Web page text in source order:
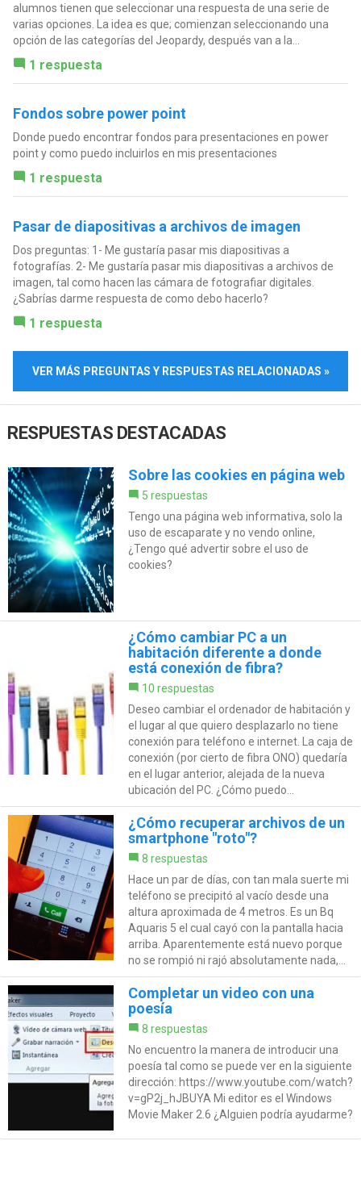
alumnos tienen que seleccionar una respuesta de una serie de
varias opciones. La idea es que; comienzan seleccionando una
opción de las categorías del Jeopardy, después van a la...
1 respuesta
Fondos sobre power point
Donde puedo encontrar fondos para presentaciones en power
point y como puedo incluirlos en mis presentaciones
1 respuesta
Pasar de diapositivas a archivos de imagen
Dos preguntas: 1- Me gustaría pasar mis diapositivas a
fotografías. 2- Me gustaría pasar mis diapositivas a archivos de
imagen, tal como hacen las cámara de fotografiar digitales.
¿Sabrías darme respuesta de como debo hacerlo?
1 respuesta
VER MÁS PREGUNTAS Y RESPUESTAS RELACIONADAS »
RESPUESTAS DESTACADAS
Sobre las cookies en página web
5 respuestas
Tengo una página web informativa, solo la
uso de escaparate y no vendo online,
¿Tengo qué advertir sobre el uso de
cookies?
¿Cómo cambiar PC a un
habitación diferente a donde
está conexión de fibra?
10 respuestas
Deseo cambiar el ordenador de habitación y
el lugar al que quiero desplazarlo no tiene
conexión para teléfono e internet. La caja de
conexión (por cierto de fibra ONO) quedaría
en el lugar anterior, alejada de la nueva
ubicación del PC. ¿Cómo puedo...
¿Cómo recuperar archivos de un
smartphone "roto"?
8 respuestas
Hace un par de días, con tan mala suerte mi
teléfono se precipitó al vacío desde una
altura aproximada de 4 metros. Es un Bq
Aquaris 5 el cual cayó con la pantalla hacia
arriba. Aparentemente está nuevo porque
no se rompió ni rajó absolutamente nada,...
Completar un video con una
poesía
8 respuestas
No encuentro la manera de introducir una
poesía tal como se puede ver en la siguiente
dirección: https://www.youtube.com/watch?
v=gP2j_hJBUYA Mi editor es el Windows
Movie Maker 2.6 ¿Alguien podría ayudarme?